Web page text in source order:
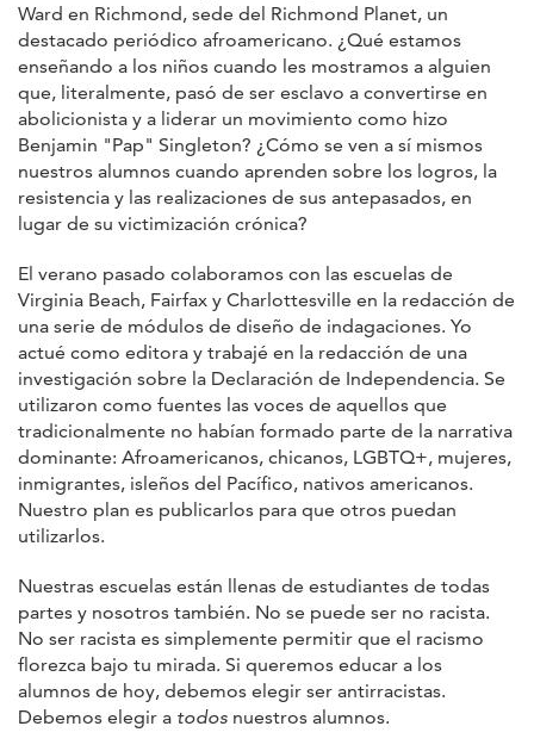
Ward en Richmond, sede del Richmond Planet, un
destacado periódico afroamericano. ¿Qué estamos
enseñando a los niños cuando les mostramos a alguien
que, literalmente, pasó de ser esclavo a convertirse en
abolicionista y a liderar un movimiento como hizo
Benjamin "Pap" Singleton? ¿Cómo se ven a sí mismos
nuestros alumnos cuando aprenden sobre los logros, la
resistencia y las realizaciones de sus antepasados, en
lugar de su victimización crónica?
El verano pasado colaboramos con las escuelas de
Virginia Beach, Fairfax y Charlottesville en la redacción de
una serie de módulos de diseño de indagaciones. Yo
actué como editora y trabajé en la redacción de una
investigación sobre la Declaración de Independencia. Se
utilizaron como fuentes las voces de aquellos que
tradicionalmente no habían formado parte de la narrativa
dominante: Afroamericanos, chicanos, LGBTQ+, mujeres,
inmigrantes, isleños del Pacífico, nativos americanos.
Nuestro plan es publicarlos para que otros puedan
utilizarlos.
Nuestras escuelas están llenas de estudiantes de todas
partes y nosotros también. No se puede ser no racista.
No ser racista es simplemente permitir que el racismo
florezca bajo tu mirada. Si queremos educar a los
alumnos de hoy, debemos elegir ser antirracistas.
Debemos elegir a todos nuestros alumnos.